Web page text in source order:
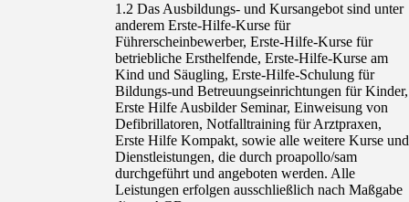
1.2 Das Ausbildungs- und Kursangebot sind unter
anderem Erste-Hilfe-Kurse für
Führerscheinbewerber, Erste-Hilfe-Kurse für
betriebliche Ersthelfende, Erste-Hilfe-Kurse am
Kind und Säugling, Erste-Hilfe-Schulung für
Bildungs-und Betreuungseinrichtungen für Kinder,
Erste Hilfe Ausbilder Seminar, Einweisung von
Defibrillatoren, Notfalltraining für Arztpraxen,
Erste Hilfe Kompakt, sowie alle weitere Kurse und
Dienstleistungen, die durch proapollo/sam
durchgeführt und angeboten werden. Alle
Leistungen erfolgen ausschließlich nach Maßgabe